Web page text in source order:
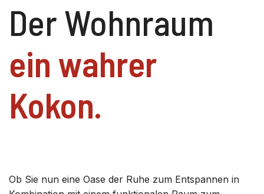
Der Wohnraum
ein wahrer
Kokon.
Ob Sie nun eine Oase der Ruhe zum Entspannen in